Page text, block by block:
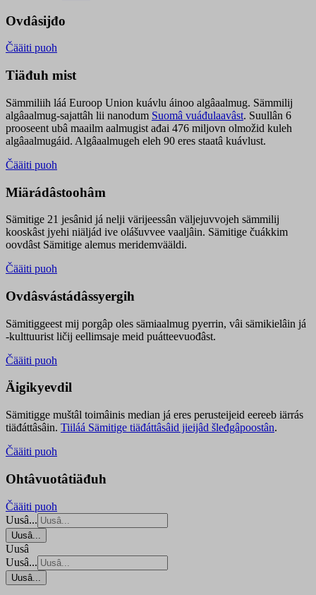
Ovdâsijđo
Čääiti puoh
Tiäđuh mist
Sämmiliih láá Euroop Union kuávlu áinoo algâaalmug. Sämmilij
algâaalmug-sajattâh lii nanodum Suomâ vuáđulaavâst. Suullân 6
prooseent ubâ maailm aalmugist ađai 476 miljovn olmožid kuleh
algâaalmugáid. Algâaalmugeh eleh 90 eres staatâ kuávlust.
Čääiti puoh
Miärádâstoohâm
Sämitige 21 jesânid já nelji värijeessân väljejuvvojeh sämmilij
kooskâst jyehi niäljád ive olášuvvee vaaljâin. Sämitige čuákkim
oovdâst Sämitige alemus meridemvääldi.
Čääiti puoh
Ovdâsvástádâssyergih
Sämitiggeest mij porgâp oles sämiaalmug pyerrin, vâi sämikielâin já
-kulttuurist ličij eellimsaje meid puátteevuođâst.
Čääiti puoh
Äigikyevdil
Sämitigge muštâl toimâinis median já eres perusteijeid eereeb iärrás
tiäđáttâsâin. Tiiláá Sämitige tiäđáttâsâid jieijâd šleđgâpoostân.
Čääiti puoh
Ohtâvuotâtiäđuh
Čääiti puoh
Uusâ...
Uusâ...
Uusâ
Uusâ...
Uusâ...